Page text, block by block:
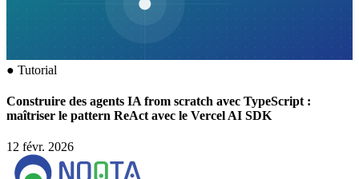
● Tutorial
Construire des agents IA from scratch avec TypeScript :
maîtriser le pattern ReAct avec le Vercel AI SDK
12 févr. 2026